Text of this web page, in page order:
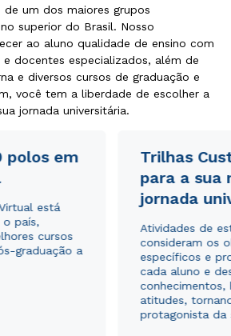
um dos maiores grupos
superior do Brasil. Nosso
ao aluno qualidade de ensino com
docentes especializados, além de
e diversos cursos de graduação e
você tem a liberdade de escolher a
jornada universitária.
polos em
está
país,
cursos
graduação a
Trilhas
para a sua
jornada
Atividades de
consideram os
específicos e
cada aluno e
conhecimentos,
atitudes,
protagonista da